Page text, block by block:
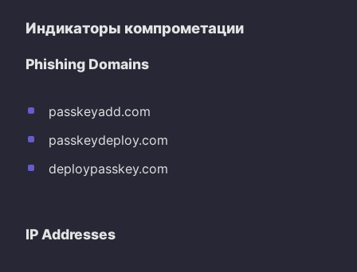
Индикаторы компрометации
Phishing Domains
passkeyadd.com
passkeydeploy.com
deploypasskey.com
IP Addresses